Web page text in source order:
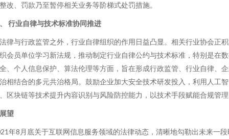
改、罚款乃至暂停相关业务等阶梯式处罚措施。
行业自律与技术标准协同推进
律与行政监管之外，行业自律组织的作用日益凸显。相关行业协会正
会员单位学习新法规，推动制定行业自律公约与技术标准，特别是在
、个人信息保护、算法伦理等方面，旨在形成行政监管、行业自律、
相结合的多元共治格局。鼓励企业加大安全技术研发投入，利用人工智
区块链等技术提升内容识别与风险防控能力，以技术手段赋能合规管
望
年8月底关于互联网信息服务领域的法律动态，清晰地勾勒出未来一段